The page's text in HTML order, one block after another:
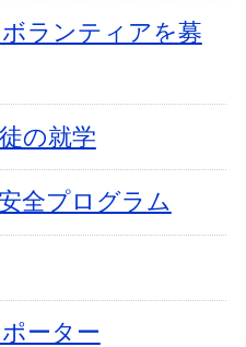
ボランティアを募
の就学
全プログラム
ーター